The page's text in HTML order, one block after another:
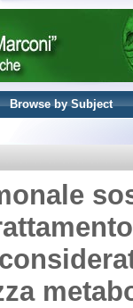
Browse by Subject